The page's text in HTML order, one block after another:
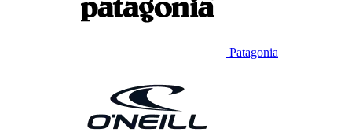
Patagonia